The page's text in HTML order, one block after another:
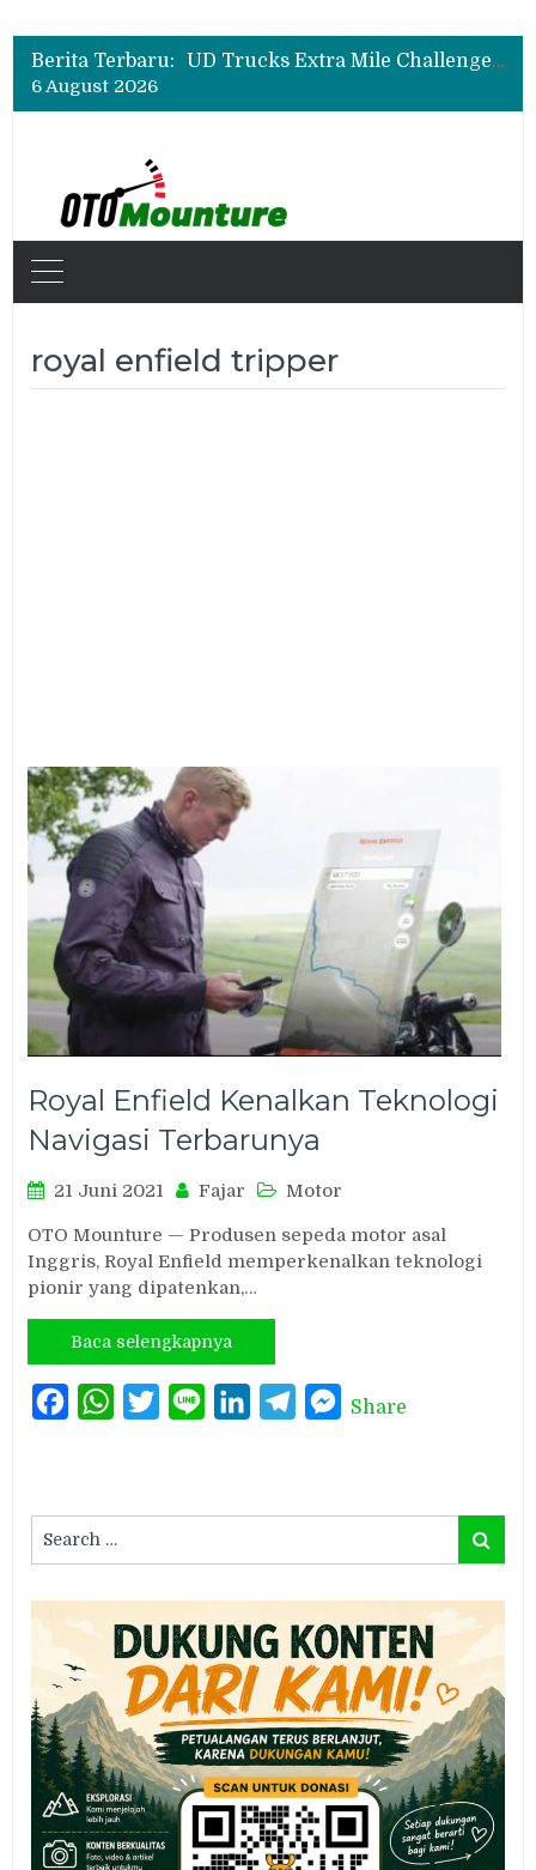
Berita Terbaru:
Hino Tingkatkan Keamanan Kendaraan Niaga dengan Standarisasi Karoseri
UD Trucks Extra Mile Challenge 2026 Lahirkan Pengemudi Truk Terbaik, Crisanto Melaju ke Jepang
Hino Tingkatkan Keamanan Kendaraan Niaga dengan Standarisasi Karoseri
6 August 2026
royal enfield tripper
Royal Enfield Kenalkan Teknologi
Navigasi Terbarunya
21 Juni 2021 Fajar Motor
OTO Mounture — Produsen sepeda motor asal
Inggris, Royal Enfield memperkenalkan teknologi
pionir yang dipatenkan,…
Baca selengkapnya
FacebookWhatsAppTwitterLine LinkedInTelegramMessenger
Share
for:
Search